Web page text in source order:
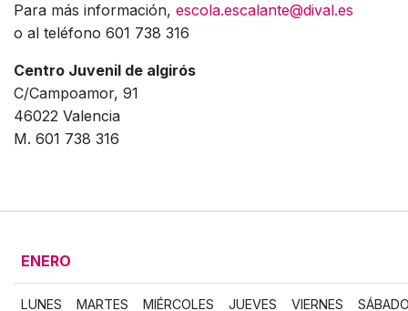
Para más información, escola.escalante@dival.es
o al teléfono 601 738 316
Centro Juvenil de algirós
C/Campoamor, 91
46022 Valencia
M. 601 738 316
ENERO
LUNES MARTES MIÉRCOLES JUEVES VIERNES